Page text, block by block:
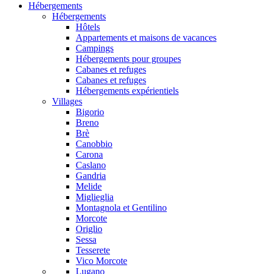
Hébergements
Hébergements
Hôtels
Appartements et maisons de vacances
Campings
Hébergements pour groupes
Cabanes et refuges
Cabanes et refuges
Hébergements expérientiels
Villages
Bigorio
Breno
Brè
Canobbio
Carona
Caslano
Gandria
Melide
Miglieglia
Montagnola et Gentilino
Morcote
Origlio
Sessa
Tesserete
Vico Morcote
Lugano